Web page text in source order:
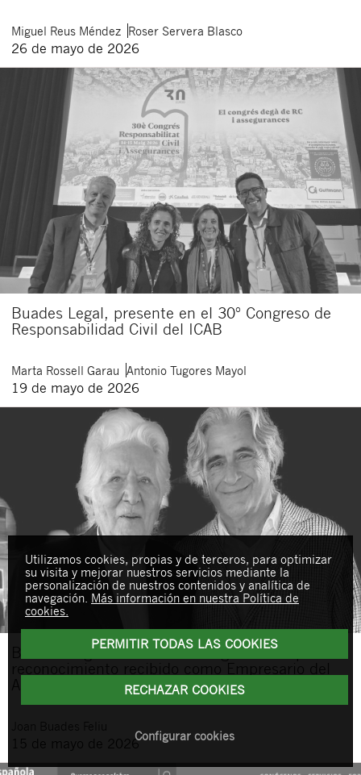
Miguel Reus Méndez Roser Servera Blasco
26 de mayo de 2026
Buades Legal, presente en el 30º Congreso de
Responsabilidad Civil del ICAB
Marta Rossell Garau Antonio Tugores Mayol
19 de mayo de 2026
Buades Legal felicita a don Miguel Fluxá por el
Año de Mallorcadiario
15 de mayo de 2026
Utilizamos cookies, propias y de terceros, para optimizar
su visita y mejorar nuestros servicios mediante la
personalización de nuestros contenidos y analítica de
navegación. Más información en nuestra Política de
cookies.
PERMITIR TODAS LAS COOKIES
RECHAZAR COOKIES
Configurar cookies